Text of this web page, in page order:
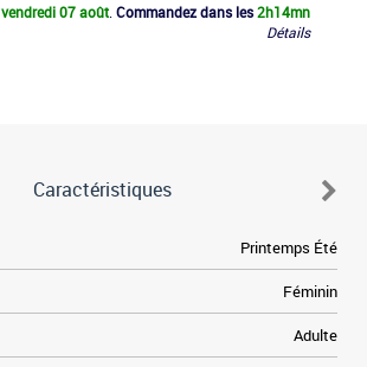
vendredi 07 août Commandez dans les2h14mn
Détails
Caractéristiques
Printemps Été
Féminin
Adulte